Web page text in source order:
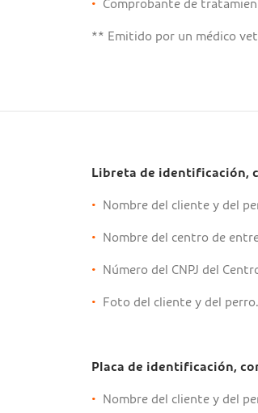
• Comprobante de
** Emitido por un médico
Libreta de identificación,
• Nombre del cliente y del
• Nombre del centro de
• Número del CNPJ del
• Foto del cliente y del perro.
Placa de identificación,
• Nombre del cliente y del